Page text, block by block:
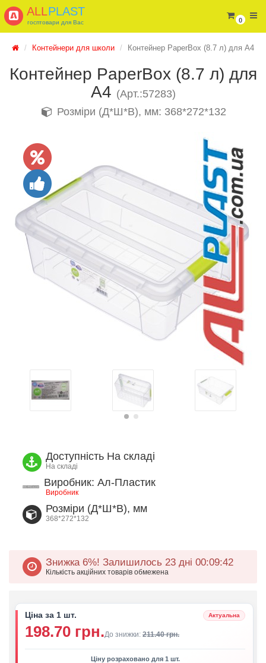
0
ALLPLAST
госптовари для Вас
Контейнери для школи Контейнер PaperBox (8.7 л) для А4
Контейнер PaperBox (8.7 л) для
А4 (Арт.:57283)
Розміри (Д*Ш*В), мм: 368*272*132
Доступність На складі
На складі
Виробник: Ал-Пластик
Виробник
Розміри (Д*Ш*В), мм
368*272*132
Знижка 6%!Залишилось 23 дні 00:09:42
Кількість акційних товарів обмежена
Ціна за 1 шт. Актуальна
198.70 грн.До знижки: 211.40 грн.
Ціну розраховано для 1 шт.